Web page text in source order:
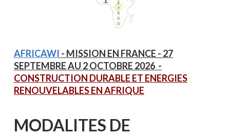
AFRICAWI - MISSION EN FRANCE - 27
SEPTEMBRE AU 2 OCTOBRE 2026 -
CONSTRUCTION DURABLE ET ENERGIES
RENOUVELABLES EN AFRIQUE
MODALITES DE